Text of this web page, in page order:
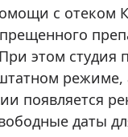
с отеком
этом студия
режиме,
появляется
даты